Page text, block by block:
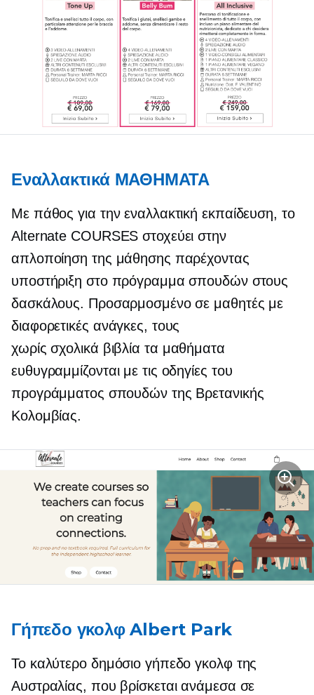
Εναλλακτικά ΜΑΘΗΜΑΤΑ
Με πάθος για την εναλλακτική εκπαίδευση, το
Alternate COURSES στοχεύει στην
απλοποίηση της μάθησης παρέχοντας
υποστήριξη στο πρόγραμμα σπουδών στους
δασκάλους. Προσαρμοσμένο σε μαθητές με
διαφορετικές ανάγκες, τους
χωρίς σχολικά βιβλία τα μαθήματα
ευθυγραμμίζονται με τις οδηγίες του
προγράμματος σπουδών της Βρετανικής
Κολομβίας.
Γήπεδο γκολφ Albert Park
Το καλύτερο δημόσιο γήπεδο γκολφ της
Αυστραλίας, που βρίσκεται ανάμεσα σε